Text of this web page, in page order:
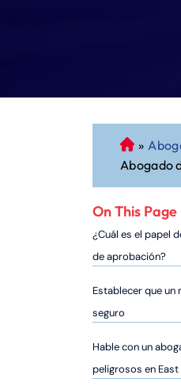
A
b
o
g
o
d
P
er
so
»
Abogado
On This Page
¿Cuál es el papel
de aprobación?
Establecer que un
seguro
Hable con un
peligrosos en